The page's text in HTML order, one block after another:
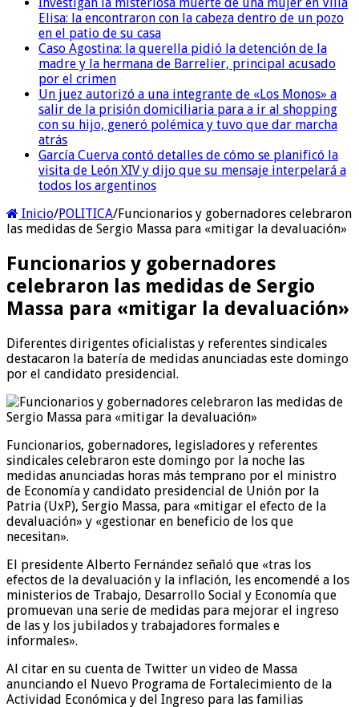
Elisa: la encontraron con la cabeza dentro de un pozo
en el patio de su casa
Caso Agostina: la querella pidió la detención de la
madre y la hermana de Barrelier, principal acusado
por el crimen
Un juez autorizó a una integrante de «Los Monos» a
salir de la prisión domiciliaria para a ir al shopping
con su hijo, generó polémica y tuvo que dar marcha
atrás
García Cuerva contó detalles de cómo se planificó la
visita de León XIV y dijo que su mensaje interpelará a
todos los argentinos
Inicio/POLITICA/Funcionarios y gobernadores celebraron
las medidas de Sergio Massa para «mitigar la devaluación»
Funcionarios y gobernadores
celebraron las medidas de Sergio
Massa para «mitigar la devaluación»
Diferentes dirigentes oficialistas y referentes sindicales
destacaron la batería de medidas anunciadas este domingo
por el candidato presidencial.
Funcionarios, gobernadores, legisladores y referentes
sindicales celebraron este domingo por la noche las
medidas anunciadas horas más temprano por el ministro
de Economía y candidato presidencial de Unión por la
Patria (UxP), Sergio Massa, para «mitigar el efecto de la
devaluación» y «gestionar en beneficio de los que
necesitan».
El presidente Alberto Fernández señaló que «tras los
efectos de la devaluación y la inflación, les encomendé a los
ministerios de Trabajo, Desarrollo Social y Economía que
promuevan una serie de medidas para mejorar el ingreso
de las y los jubilados y trabajadores formales e
informales».
Al citar en su cuenta de Twitter un video de Massa
anunciando el Nuevo Programa de Fortalecimiento de la
Actividad Económica y del Ingreso para las familias